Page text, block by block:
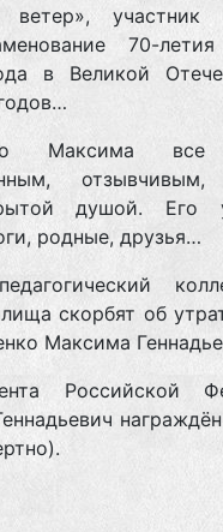
участник
70-
в Великой
Максима все
душой. Его
родные, друзья…
скорбят об
Максима
Российской